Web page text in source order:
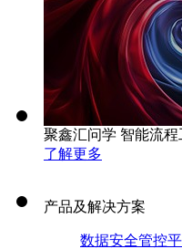
聚鑫汇问学 智能流程
了解更多
产品及解决方案
数据安全管控